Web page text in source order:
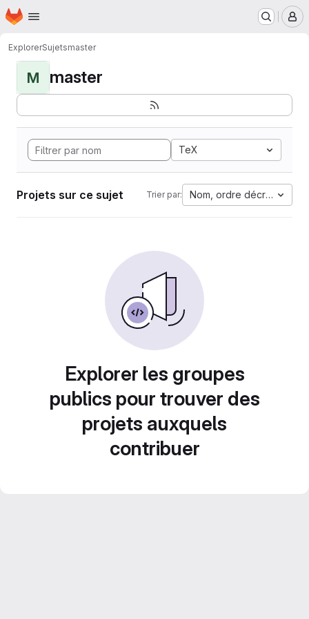
Passer au contenu principal
Page d'accueil
ExplorerSujetsmaster
M master
TeX
Projets sur ce sujet Trier par: Nom, ordre décroissant
Explorer les groupes
publics pour trouver des
projets auxquels
contribuer